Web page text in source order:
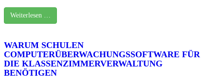
Weiterlesen …
WARUM SCHULEN
COMPUTERÜBERWACHUNGSSOFTWARE FÜR
DIE KLASSENZIMMERVERWALTUNG
BENÖTIGEN